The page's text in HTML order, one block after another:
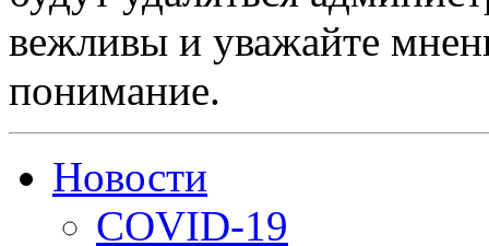
вежливы и уважайте
понимание.
Новости
COVID-19